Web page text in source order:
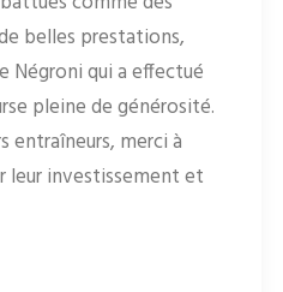
belles prestations,
Négroni qui a effectué
pleine de générosité.
entraîneurs, merci à
leur investissement et